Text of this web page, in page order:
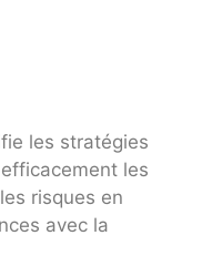
les stratégies
les
risques en
avec la